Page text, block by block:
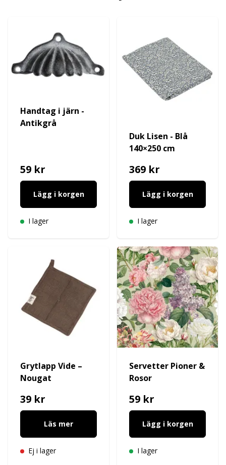
Handtag i järn -
Antikgrå
59 kr
Lägg i korgen
I lager
Duk Lisen - Blå
140×250 cm
369 kr
Lägg i korgen
I lager
Grytlapp Vide –
Nougat
39 kr
Läs mer
Ej i lager
Servetter Pioner &
Rosor
59 kr
Lägg i korgen
I lager